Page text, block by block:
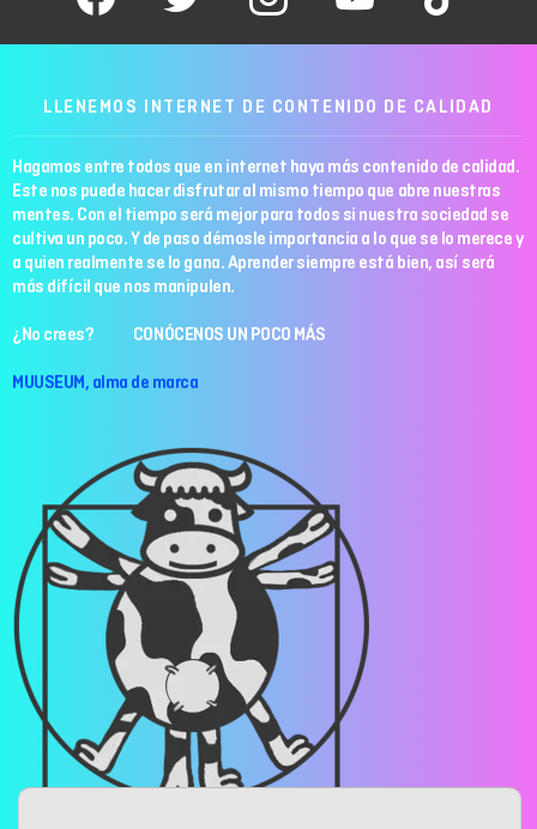
LLENEMOS INTERNET DE CONTENIDO DE CALIDAD
Hagamos entre todos que en internet haya más contenido de calidad.
Este nos puede hacer disfrutar al mismo tiempo que abre nuestras
mentes. Con el tiempo será mejor para todos si nuestra sociedad se
cultiva un poco. Y de paso démosle importancia a lo que se lo merece y
a quien realmente se lo gana. Aprender siempre está bien, así será
más difícil que nos manipulen.
¿No crees? CONÓCENOS UN POCO MÁS
MUUSEUM, alma de marca